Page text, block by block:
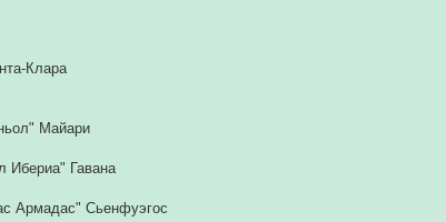
Клара
Майари
Ибериа" Гавана
Армадас" Сьенфуэгос